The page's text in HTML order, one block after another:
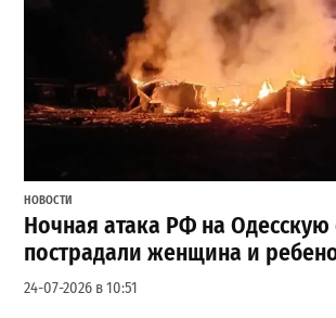
НОВОСТИ
Ночная атака РФ на Одесскую
пострадали женщина и
24-07-2026 в 10:51